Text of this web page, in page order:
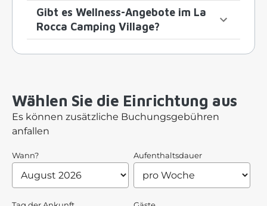
Gibt es Wellness-Angebote im La
Rocca Camping Village?
Wählen Sie die Einrichtung aus